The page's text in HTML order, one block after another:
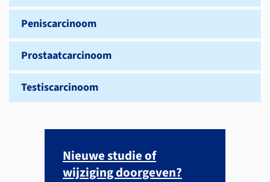
Peniscarcinoom
Prostaatcarcinoom
Testiscarcinoom
Nieuwe studie of
wijziging doorgeven?